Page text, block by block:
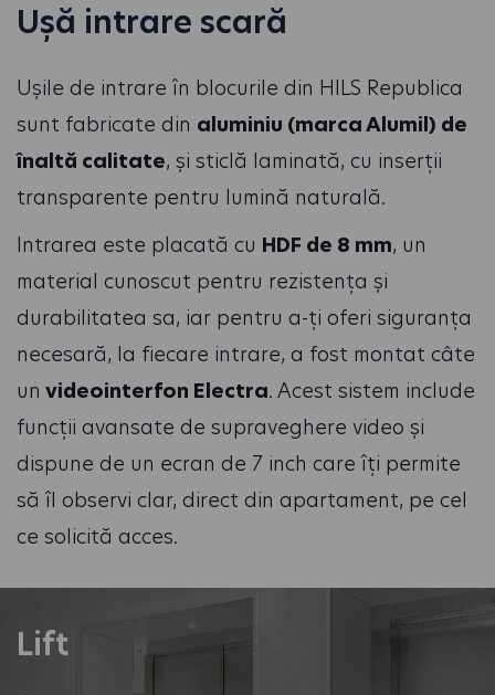
Ușă intrare scară
Ușile de intrare în blocurile din HILS Republica
sunt fabricate din aluminiu (marca Alumil) de
înaltă calitate, și sticlă laminată, cu inserții
transparente pentru lumină naturală.
Intrarea este placată cu HDF de 8 mm, un
material cunoscut pentru rezistența și
durabilitatea sa, iar pentru a-ți oferi siguranța
necesară, la fiecare intrare, a fost montat câte
un videointerfon Electra. Acest sistem include
funcții avansate de supraveghere video și
dispune de un ecran de 7 inch care îți permite
să îl observi clar, direct din apartament, pe cel
ce solicită acces.
Lift